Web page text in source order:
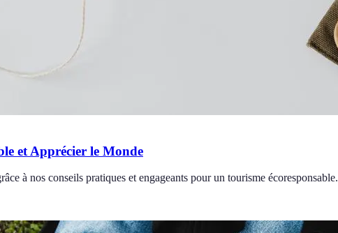
et Apprécier le Monde
à nos conseils pratiques et engageants pour un tourisme écoresponsable.